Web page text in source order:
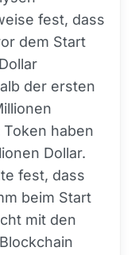
fest, dass
dem Start
der ersten
haben
Dollar.
fest, dass
beim Start
mit den